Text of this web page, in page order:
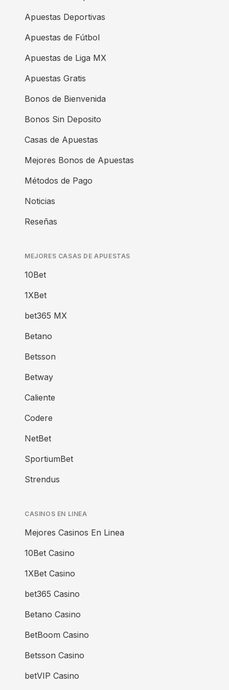
Apuestas Deportivas
Apuestas de Fútbol
Apuestas de Liga MX
Apuestas Gratis
Bonos de Bienvenida
Bonos Sin Deposito
Casas de Apuestas
Mejores Bonos de Apuestas
Métodos de Pago
Noticias
Reseñas
MEJORES CASAS DE APUESTAS
10Bet
1XBet
bet365 MX
Betano
Betsson
Betway
Caliente
Codere
NetBet
SportiumBet
Strendus
CASINOS EN LINEA
Mejores Casinos En Linea
10Bet Casino
1XBet Casino
bet365 Casino
Betano Casino
BetBoom Casino
Betsson Casino
betVIP Casino